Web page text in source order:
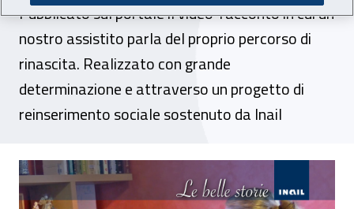
Pubblicato sul portale il video-racconto in cui un
nostro assistito parla del proprio percorso di
rinascita. Realizzato con grande
determinazione e attraverso un progetto di
reinserimento sociale sostenuto da Inail
"Non dirmi che non posso farlo”, online